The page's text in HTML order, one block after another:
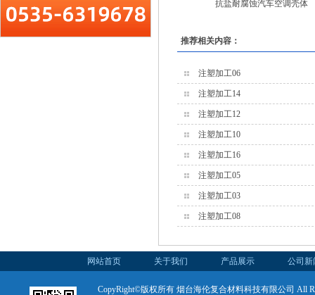
抗盐耐腐蚀汽车空调壳体
推荐相关内容：
注塑加工06
注塑加工14
注塑加工12
注塑加工10
注塑加工16
注塑加工05
注塑加工03
注塑加工08
网站首页 关于我们 产品展示 公司新
CopyRight©版权所有 烟台海伦复合材料科技有限公司 All